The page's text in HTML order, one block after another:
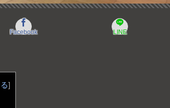
Facebook LINE
]